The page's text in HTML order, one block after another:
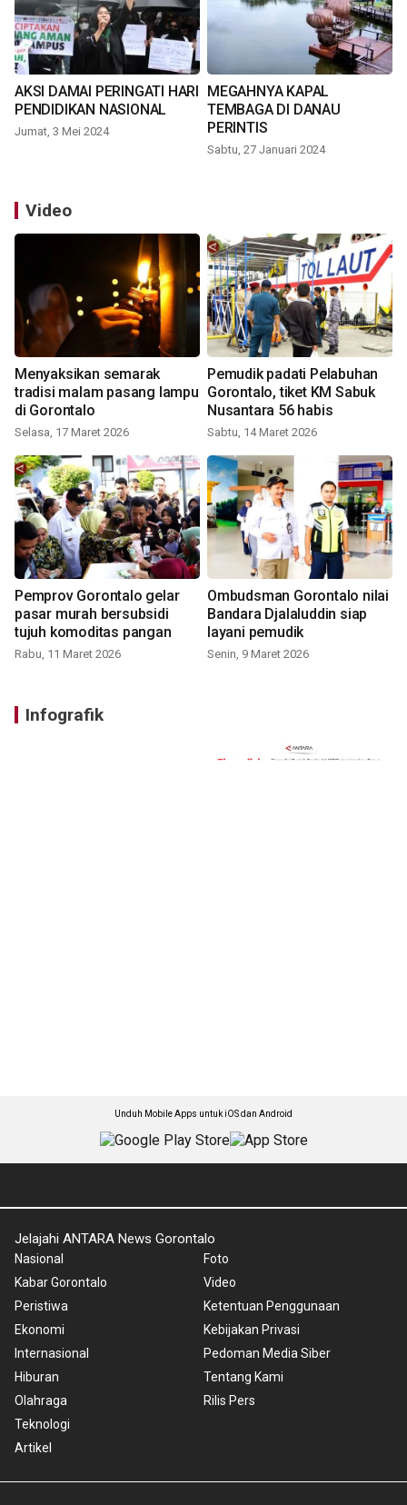
AKSI DAMAI PERINGATI HARI
PENDIDIKAN NASIONAL
Jumat, 3 Mei 2024
MEGAHNYA KAPAL
TEMBAGA DI DANAU
PERINTIS
Sabtu, 27 Januari 2024
Video
Menyaksikan semarak
tradisi malam pasang lampu
di Gorontalo
Selasa, 17 Maret 2026
Pemudik padati Pelabuhan
Gorontalo, tiket KM Sabuk
Nusantara 56 habis
Sabtu, 14 Maret 2026
Pemprov Gorontalo gelar
pasar murah bersubsidi
tujuh komoditas pangan
Rabu, 11 Maret 2026
Ombudsman Gorontalo nilai
Bandara Djalaluddin siap
layani pemudik
Senin, 9 Maret 2026
Infografik
Unduh Mobile Apps untuk iOS dan Android
Jelajahi ANTARA News Gorontalo
Nasional
Kabar Gorontalo
Peristiwa
Ekonomi
Internasional
Hiburan
Olahraga
Teknologi
Artikel
Foto
Video
Ketentuan Penggunaan
Kebijakan Privasi
Pedoman Media Siber
Tentang Kami
Rilis Pers